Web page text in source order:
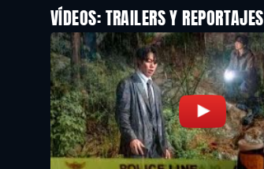
VÍDEOS: TRAILERS Y REPORTAJES